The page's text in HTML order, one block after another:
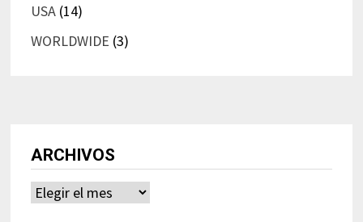
USA(14)
WORLDWIDE (3)
ARCHIVOS
Archivos